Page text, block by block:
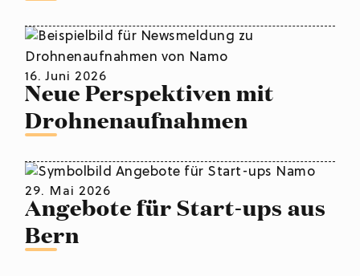
16. Juni 2026
Neue Perspektiven mit
Drohnenaufnahmen
29. Mai 2026
Angebote für Start-ups aus
Bern